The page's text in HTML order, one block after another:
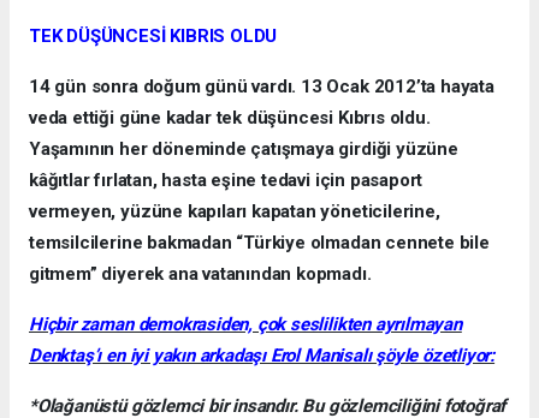
TEK DÜŞÜNCESİ KIBRIS OLDU
14 gün sonra doğum günü vardı. 13 Ocak 2012’ta hayata
veda ettiği güne kadar tek düşüncesi Kıbrıs oldu.
Yaşamının her döneminde çatışmaya girdiği yüzüne
kâğıtlar fırlatan, hasta eşine tedavi için pasaport
vermeyen, yüzüne kapıları kapatan yöneticilerine,
temsilcilerine bakmadan “Türkiye olmadan cennete bile
gitmem” diyerek ana vatanından kopmadı.
Hiçbir zaman demokrasiden, çok seslilikten ayrılmayan
Denktaş’ı en iyi yakın arkadaşı Erol Manisalı şöyle özetliyor:
*Olağanüstü gözlemci bir insandır. Bu gözlemciliğini fotoğraf